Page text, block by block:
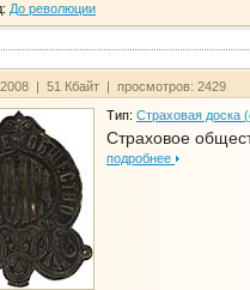
До революции
| 51 Кбайт | просмотров: 2429
Тип: Страховая доска
Страховое
подробнее